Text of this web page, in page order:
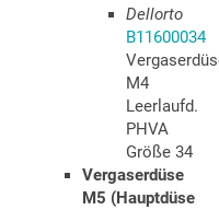
Dellorto
B11600034
M4
Leerlaufd.
PHVA
Größe 34
Vergaserdüse
M5 (Hauptdüse